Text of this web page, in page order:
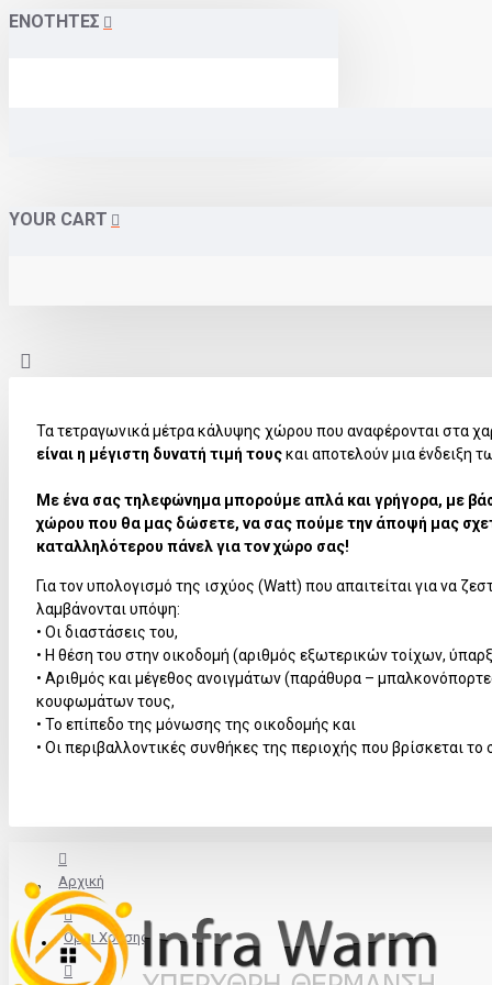
ΕΝΟΤΗΤΕΣ
YOUR CART
Τα τετραγωνικά μέτρα κάλυψης χώρου που αναφέρονται στα
είναι η μέγιστη δυνατή τιμή τουςκαι αποτελούν μια ένδειξη
Με ένα σας τηλεφώνημα μπορούμε απλά και γρήγορα, με
χώρου που θα μας δώσετε, να σας πούμε την άποψή μας
καταλληλότερου πάνελ για τον χώρο σας!
Για τον υπολογισμό της ισχύος (Watt) που απαιτείται για να
λαμβάνονται υπόψη:
• Οι διαστάσεις του,
• Η θέση του στην οικοδομή (αριθμός εξωτερικών τοίχων,
• Αριθμός και μέγεθος ανοιγμάτων (παράθυρα –
κουφωμάτων τους,
• Το επίπεδο της μόνωσης της οικοδομής και
• Οι περιβαλλοντικές συνθήκες της περιοχής που βρίσκεται το
Αρχική
Όροι Χρήσης